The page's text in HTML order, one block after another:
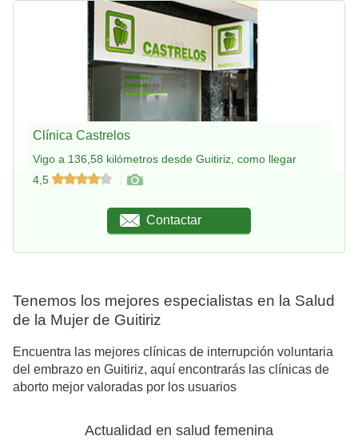
Clínica Castrelos
Vigo a 136,58 kilómetros desde Guitiriz, como llegar
4,5
Contactar
Tenemos los mejores especialistas en la Salud
de la Mujer de Guitiriz
Encuentra las mejores clínicas de interrupción voluntaria
del embrazo en Guitiriz, aquí encontrarás las clínicas de
aborto mejor valoradas por los usuarios
Actualidad en salud femenina